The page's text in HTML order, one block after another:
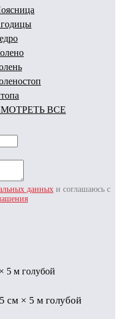
ВСЕ
данных и соглашаюсь с
см × 5 м голубой